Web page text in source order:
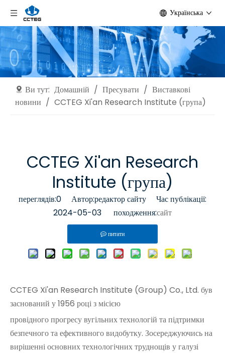
Українська
Ви тут: Домашній / Пресувати / Виставкові
новини / CCTEG Xi'an Research Institute (група)
CCTEG Xi'an Research
Institute (група)
переглядів:0 Автор:редактор сайту Час публікації:
2024-05-03 походження:сайт
питати
CCTEG Xi'an Research Institute (Group) Co., Ltd. був
заснований у 1956 році з місією
провідного прогресу вугільних технологій та підтримки
безпечного та ефективного видобутку. Зосереджуючись на
вирішенні основних технологічних труднощів у галузі